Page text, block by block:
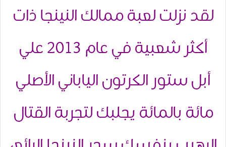
لقد نزلت لعبة ممالك النينجا ذات
أكثر شعبية في عام 2013 علي
أبل ستور الكرتون الياباني الأصلي
مائة بالمائة يجلبك لتجربة القتال